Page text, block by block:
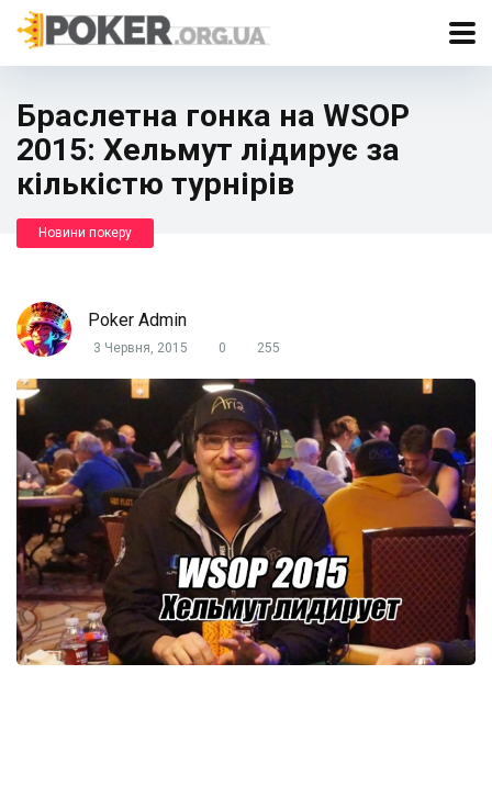
Браслетна гонка на WSOP
2015: Хельмут лідирує за
кількістю турнірів
Новини покеру
Poker Admin
3 Червня, 2015 0 255